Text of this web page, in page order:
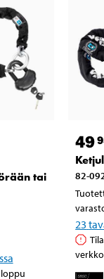
tai
49
82-
23